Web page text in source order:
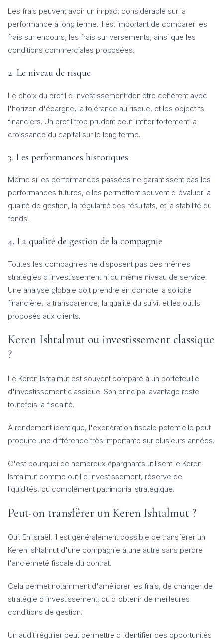
Les frais peuvent avoir un impact considérable sur la
performance à long terme. Il est important de comparer les
frais sur encours, les frais sur versements, ainsi que les
conditions commerciales proposées.
2. Le niveau de risque
Le choix du profil d'investissement doit être cohérent avec
l'horizon d'épargne, la tolérance au risque, et les objectifs
financiers. Un profil trop prudent peut limiter fortement la
croissance du capital sur le long terme.
3. Les performances historiques
Même si les performances passées ne garantissent pas les
performances futures, elles permettent souvent d'évaluer la
qualité de gestion, la régularité des résultats, et la stabilité du
fonds.
4. La qualité de gestion de la compagnie
Toutes les compagnies ne disposent pas des mêmes
stratégies d'investissement ni du même niveau de service.
Une analyse globale doit prendre en compte la solidité
financière, la transparence, la qualité du suivi, et les outils
proposés aux clients.
Keren Ishtalmut ou investissement classique
?
Le Keren Ishtalmut est souvent comparé à un portefeuille
d'investissement classique. Son principal avantage reste
toutefois la fiscalité.
À rendement identique, l'exonération fiscale potentielle peut
produire une différence très importante sur plusieurs années.
C'est pourquoi de nombreux épargnants utilisent le Keren
Ishtalmut comme outil d'investissement, réserve de
liquidités, ou complément patrimonial stratégique.
Peut-on transférer un Keren Ishtalmut ?
Oui. En Israël, il est généralement possible de transférer un
Keren Ishtalmut d'une compagnie à une autre sans perdre
l'ancienneté fiscale du contrat.
Cela permet notamment d'améliorer les frais, de changer de
stratégie d'investissement, ou d'obtenir de meilleures
conditions de gestion.
Un audit régulier peut permettre d'identifier des opportunités